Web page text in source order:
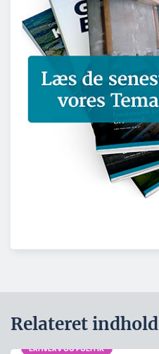
Relateret indhold
ERHVERV OG POLITIK